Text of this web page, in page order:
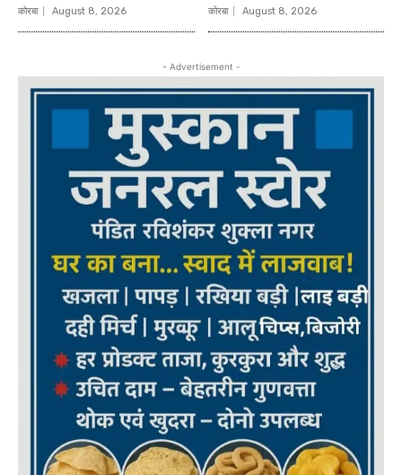
कोरबा August 8, 2026 कोरबा August 8, 2026
- Advertisement -